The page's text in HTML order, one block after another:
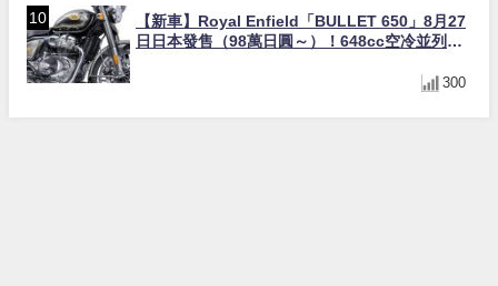
【新車】Royal Enfield「BULLET 650」8月27
日日本發售（98萬日圓～）！648cc空冷並列雙
300